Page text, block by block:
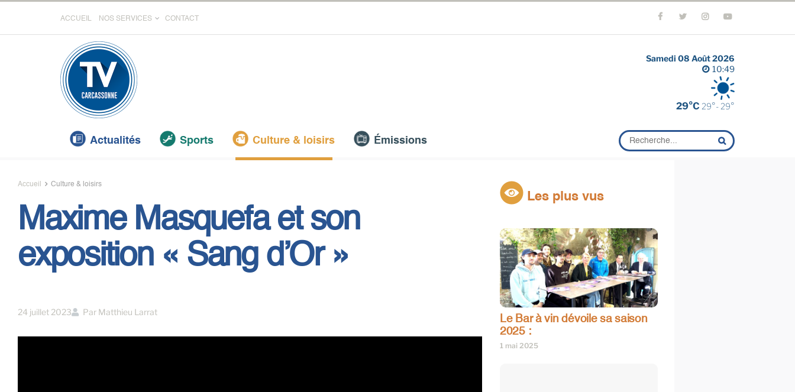
ACCUEIL NOS SERVICES CONTACT
Samedi 08 Août 2026
10:49
29°C 29°- 29°
Actualités Sports Culture & loisirs Émissions
Accueil Culture & loisirs
Maxime Masquefa et son
exposition « Sang d’Or »
24 juillet 2023 Par Matthieu Larrat
Les plus vus
Le Bar à vin dévoile sa saison
2025 :
1 mai 2025